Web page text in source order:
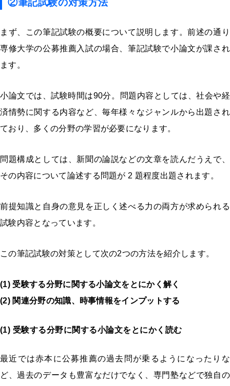
②筆記試験の対策方法
まず、この筆記試験の概要について説明します。前述の通り
専修大学の公募推薦入試の場合、筆記試験で小論文が課され
ます。
小論文では、試験時間は90分。問題内容としては、社会や経
済情勢に関する内容など、毎年様々なジャンルから出題され
ており、多くの分野の学習が必要になります。
問題構成としては、新聞の論説などの文章を読んだうえで、
その内容について論述する問題が 2 題程度出題されます。
前提知識と自身の意見を正しく述べる力の両方が求められる
試験内容となっています。
この筆記試験の対策として次の2つの方法を紹介します。
(1) 受験する分野に関する小論文をとにかく解く
(2) 関連分野の知識、時事情報をインプットする
(1) 受験する分野に関する小論文をとにかく読む
最近では赤本に公募推薦の過去問が乗るようになったりな
ど、過去のデータも豊富なだけでなく、専門塾などで独自の